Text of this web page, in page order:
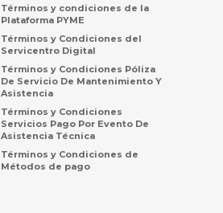
Términos y condiciones de la
Plataforma PYME
Términos y Condiciones del
Servicentro Digital
Términos y Condiciones Póliza
De Servicio De Mantenimiento Y
Asistencia
Términos y Condiciones
Servicios Pago Por Evento De
Asistencia Técnica
Términos y Condiciones de
Métodos de pago